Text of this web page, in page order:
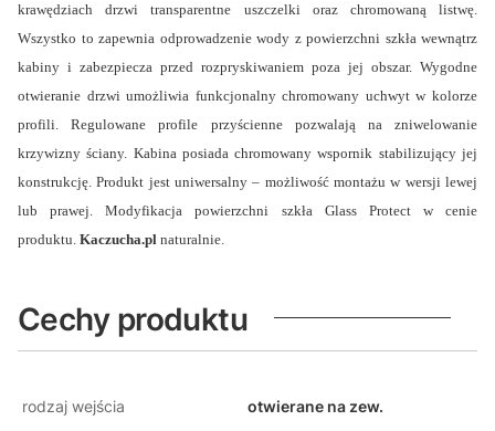
krawędziach drzwi transparentne uszczelki oraz chromowaną listwę.
Wszystko to zapewnia odprowadzenie wody z powierzchni szkła wewnątrz
kabiny i zabezpiecza przed rozpryskiwaniem poza jej obszar. Wygodne
otwieranie drzwi umożliwia funkcjonalny chromowany uchwyt w kolorze
profili. Regulowane profile przyścienne pozwalają na zniwelowanie
krzywizny ściany. Kabina posiada chromowany wspornik stabilizujący jej
konstrukcję. Produkt jest uniwersalny – możliwość montażu w wersji lewej
lub prawej. Modyfikacja powierzchni szkła Glass Protect w cenie
produktu. Kaczucha.pl naturalnie.
Cechy produktu
rodzaj wejścia otwierane na zew.